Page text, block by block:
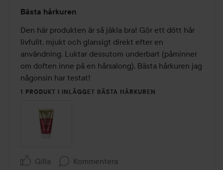
5
av
5
Bästa hårkuren
Den här produkten är så jäkla bra! Gör ett dött hår
livfullt, mjukt och glansigt direkt efter en
användning. Luktar dessutom underbart (påminner
om doften inne på en hårsalong). Bästa hårkuren jag
någonsin har testat!
1 PRODUKT I INLÄGGET BÄSTA HÅRKUREN
Gilla Kommentera